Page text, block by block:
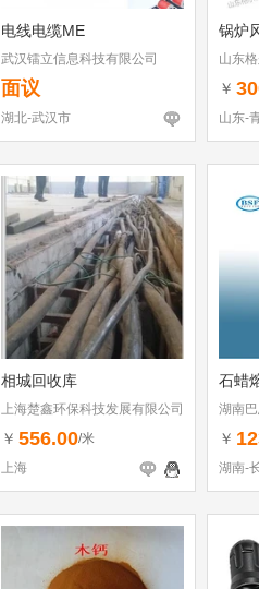
电线电缆ME
武汉镭立信息科技有限公司
面议
湖北-武汉市
锅炉
山东
￥
山东-
相城回收库
上海楚鑫环保科技发展有限公司
￥ 556.00/米
上海
石蜡
湖南
￥
湖南-